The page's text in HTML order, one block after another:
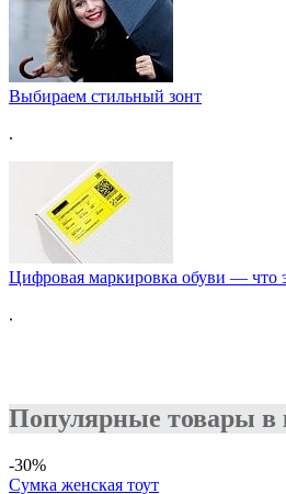
Выбираем стильный зонт
.
Цифровая маркировка обуви — что
.
Популярные товары в
-30%
Сумка женская тоут